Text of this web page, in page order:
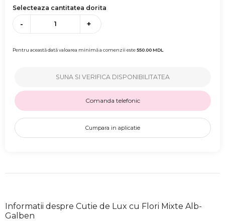
Selecteaza cantitatea dorita
- +
Pentru această dată valoarea minimă a comenzii este550.00MDL
SUNA SI VERIFICA DISPONIBILITATEA
Comanda telefonic
Cumpara in aplicatie
Informatii despre Cutie de Lux cu Flori Mixte Alb-
Galben